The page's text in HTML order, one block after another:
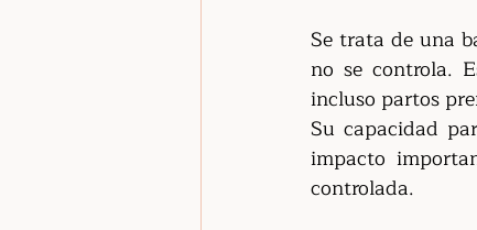
Se trata de una
no se controla.
incluso partos
Su capacidad
impacto
controlada.